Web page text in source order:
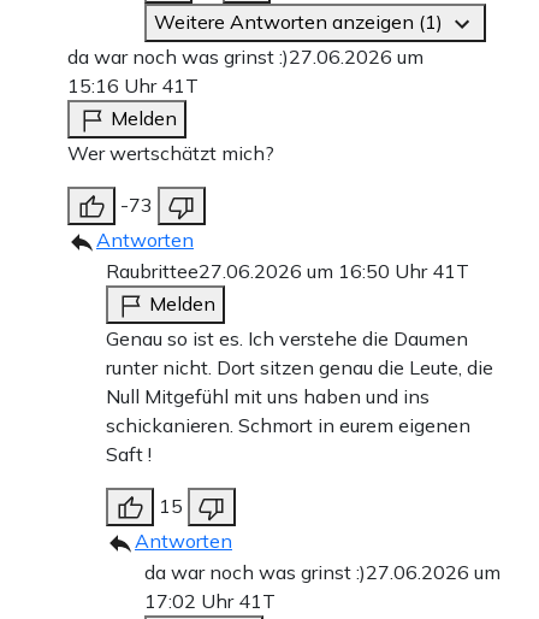
Weitere Antworten anzeigen (1)
da war noch was grinst :)27.06.2026 um
15:16 Uhr 41T
Melden
Wer wertschätzt mich?
-73
Antworten
Raubrittee27.06.2026 um 16:50 Uhr 41T
Melden
Genau so ist es. Ich verstehe die Daumen
runter nicht. Dort sitzen genau die Leute, die
Null Mitgefühl mit uns haben und ins
schickanieren. Schmort in eurem eigenen
Saft !
15
Antworten
da war noch was grinst :)27.06.2026 um
17:02 Uhr 41T